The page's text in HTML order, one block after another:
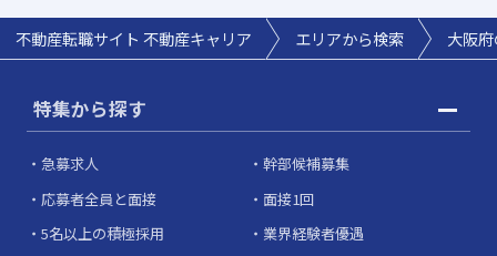
不動産転職サイト 不動産キャリア エリアから検索 大阪
特集から探す
急募求人
幹部候補募集
応募者全員と面接
面接1回
5名以上の積極採用
業界経験者優遇